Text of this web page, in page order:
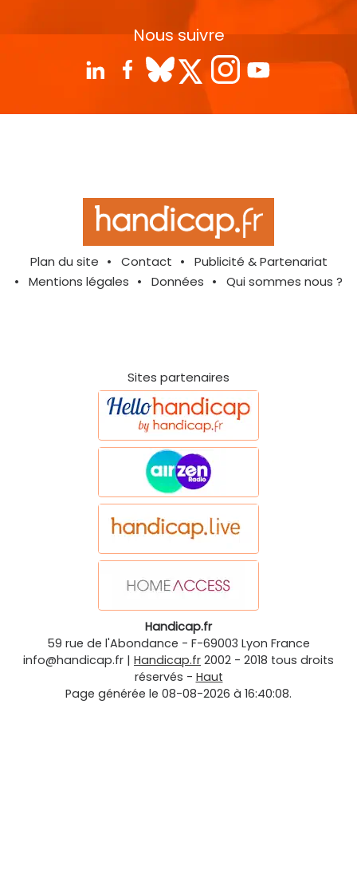
Nous suivre
Plan du site Contact
Publicité & Partenariat
Mentions légales
Données Qui sommes nous ?
Sites partenaires
Handicap.fr
59 rue de l'Abondance - F-69003 Lyon France
info@handicap.fr | Handicap.fr 2002 - 2018 tous droits
réservés - Haut
Page générée le 08-08-2026 à 16:40:08.